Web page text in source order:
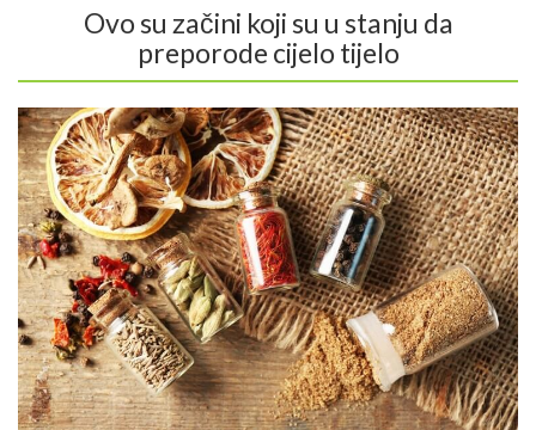
Ovo su začini koji su u stanju da
preporode cijelo tijelo